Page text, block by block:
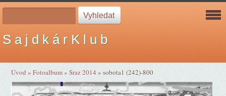
S a j d k á r K l u b
Úvod »Fotoalbum»Sraz 2014»sobota1 (242)-800